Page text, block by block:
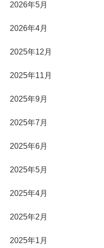
2026年5月
2026年4月
2025年12月
2025年11月
2025年9月
2025年7月
2025年6月
2025年5月
2025年4月
2025年2月
2025年1月